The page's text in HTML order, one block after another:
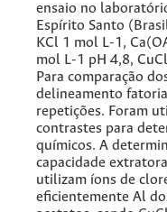
ensaio no
Espírito Santo
KCl 1 mol L-1,
mol L-1 pH 4,8,
Para comparação
delineamento
repetições. Foram
contrastes para
químicos. A
capacidade
utilizam íons de
eficientemente Al